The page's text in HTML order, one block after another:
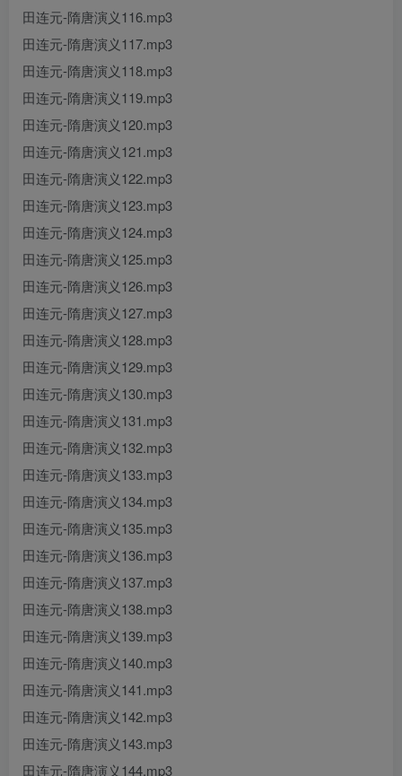
田连元-隋唐演义116.mp3
田连元-隋唐演义117.mp3
田连元-隋唐演义118.mp3
田连元-隋唐演义119.mp3
田连元-隋唐演义120.mp3
田连元-隋唐演义121.mp3
田连元-隋唐演义122.mp3
田连元-隋唐演义123.mp3
田连元-隋唐演义124.mp3
田连元-隋唐演义125.mp3
田连元-隋唐演义126.mp3
田连元-隋唐演义127.mp3
田连元-隋唐演义128.mp3
田连元-隋唐演义129.mp3
田连元-隋唐演义130.mp3
田连元-隋唐演义131.mp3
田连元-隋唐演义132.mp3
田连元-隋唐演义133.mp3
田连元-隋唐演义134.mp3
田连元-隋唐演义135.mp3
田连元-隋唐演义136.mp3
田连元-隋唐演义137.mp3
田连元-隋唐演义138.mp3
田连元-隋唐演义139.mp3
田连元-隋唐演义140.mp3
田连元-隋唐演义141.mp3
田连元-隋唐演义142.mp3
田连元-隋唐演义143.mp3
田连元-隋唐演义144.mp3